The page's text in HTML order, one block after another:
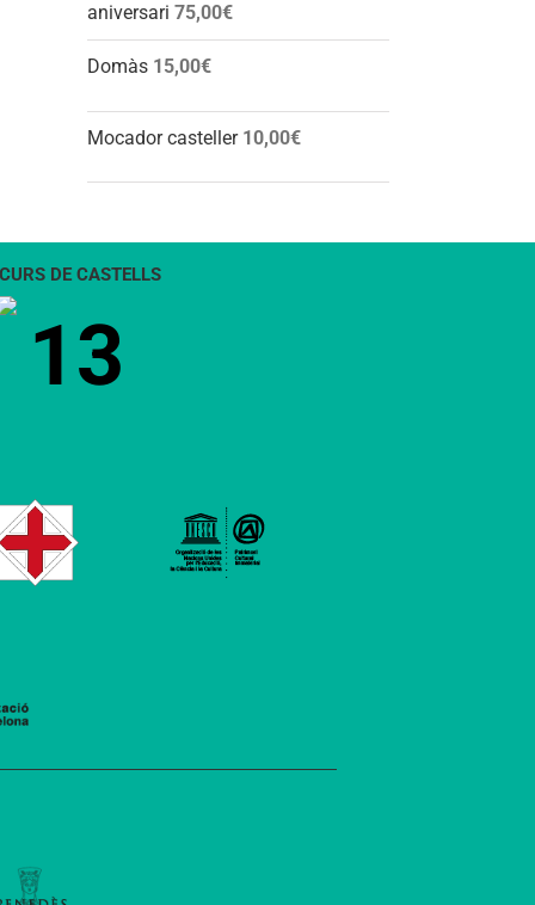
aniversari 75,00€
Domàs 15,00€
Mocador casteller 10,00€
DE CASTELLS
13